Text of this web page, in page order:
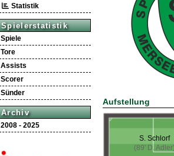
Statistik
Spielerstatistik
Spiele
Tore
Assists
Scorer
Sünder
Archiv
2008 - 2025
Aufstellung
S. Schlorf
(89' D.